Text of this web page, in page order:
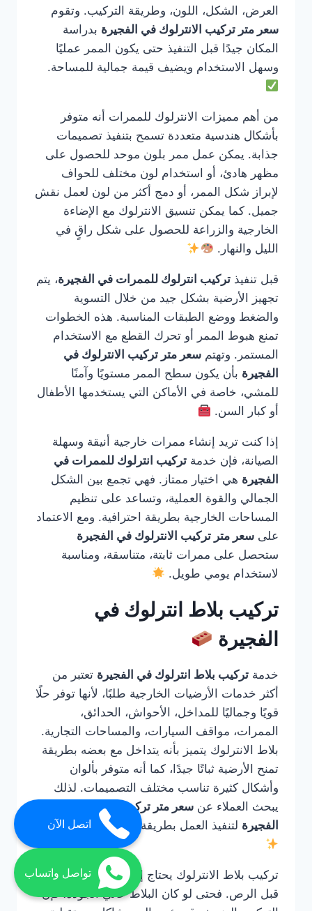
العرض، الشكل، اللون، وطريقة التركيب. وتقوم
سعر متر تركيب الانترلوك في الفجيرة بدراسة
المكان جيدًا قبل التنفيذ حتى يكون الممر عمليًا
وسهل الاستخدام ويضيف قيمة جمالية للمساحة.
من أهم مميزات الانترلوك للممرات أنه متوفر
بأشكال هندسية متعددة تسمح بتنفيذ تصميمات
جذابة. يمكن عمل ممر بلون موحد للحصول على
مظهر هادئ، أو استخدام لون مختلف للحواف
لإبراز شكل الممر، أو دمج أكثر من لون لعمل نقش
جميل. كما يمكن تنسيق الانترلوك مع الإضاءة
الخارجية والزراعة للحصول على شكل راقٍ في
الليل والنهار.
قبل تنفيذ تركيب انترلوك للممرات في الفجيرة، يتم
تجهيز الأرضية بشكل جيد من خلال التسوية
والضغط ووضع الطبقات المناسبة. هذه الخطوات
تمنع هبوط الممر أو تحرك القطع مع الاستخدام
المستمر. وتهتم سعر متر تركيب الانترلوك في
الفجيرة بأن يكون سطح الممر مستويًا وآمنًا
للمشي، خاصة في الأماكن التي يستخدمها الأطفال
أو كبار السن.
إذا كنت تريد إنشاء ممرات خارجية أنيقة وسهلة
الصيانة، فإن خدمة تركيب انترلوك للممرات في
الفجيرة هي اختيار ممتاز. فهي تجمع بين الشكل
الجمالي والقوة العملية، وتساعد على تنظيم
المساحات الخارجية بطريقة احترافية. ومع الاعتماد
على سعر متر تركيب الانترلوك في الفجيرة
ستحصل على ممرات ثابتة، متناسقة، ومناسبة
لاستخدام يومي طويل.
تركيب بلاط انترلوك في
الفجيرة
خدمة تركيب بلاط انترلوك في الفجيرة تعتبر من
أكثر خدمات الأرضيات الخارجية طلبًا، لأنها توفر حلًا
قويًا وجماليًا للمداخل، الأحواش، الحدائق،
الممرات، مواقف السيارات، والمساحات التجارية.
بلاط الانترلوك يتميز بأنه يتداخل مع بعضه بطريقة
تمنح الأرضية ثباتًا جيدًا، كما أنه متوفر بألوان
وأشكال كثيرة تناسب مختلف التصميمات. لذلك
يبحث العملاء عن سعر متر تركيب الانترلوك في
الفجيرة لتنفيذ العمل بطريقة صحيحة واحترافية.
تركيب بلاط الانترلوك يحتاج إلى خبرة في التأسيس
قبل الرص. فحتى لو كان البلاط عالي الجودة، فإن
اتصل الآن
تواصل واتساب